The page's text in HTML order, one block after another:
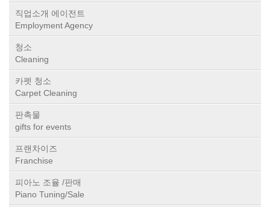
직업소개 에이전트
Employment Agency
청소
Cleaning
카펫 청소
Carpet Cleaning
판촉물
gifts for events
프랜차이즈
Franchise
피아노 조율 /판매
Piano Tuning/Sale